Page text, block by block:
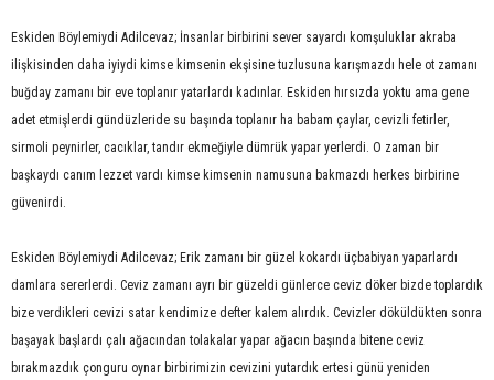
Eskiden Böylemiydi Adilcevaz; İnsanlar birbirini sever sayardı komşuluklar akraba
ilişkisinden daha iyiydi kimse kimsenin ekşisine tuzlusuna karışmazdı hele ot zamanı
buğday zamanı bir eve toplanır yatarlardı kadınlar. Eskiden hırsızda yoktu ama gene
adet etmişlerdi gündüzleride su başında toplanır ha babam çaylar, cevizli fetirler,
sirmoli peynirler, cacıklar, tandır ekmeğiyle dümrük yapar yerlerdi. O zaman bir
başkaydı canım lezzet vardı kimse kimsenin namusuna bakmazdı herkes birbirine
güvenirdi.
Eskiden Böylemiydi Adilcevaz; Erik zamanı bir güzel kokardı üçbabiyan yaparlardı
damlara sererlerdi. Ceviz zamanı ayrı bir güzeldi günlerce ceviz döker bizde toplardık
bize verdikleri cevizi satar kendimize defter kalem alırdık. Cevizler döküldükten sonra
başayak başlardı çalı ağacından tolakalar yapar ağacın başında bitene ceviz
bırakmazdık çonguru oynar birbirimizin cevizini yutardık ertesi günü yeniden